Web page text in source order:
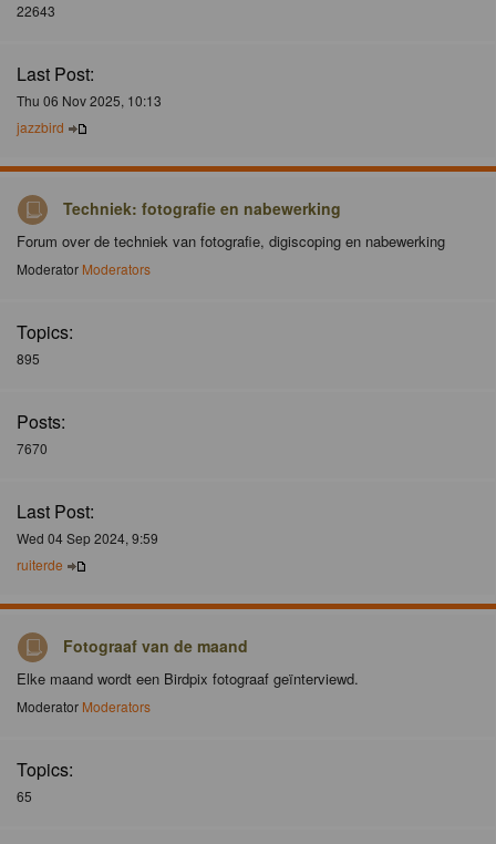
22643
Last Post:
Thu 06 Nov 2025, 10:13
jazzbird
Techniek: fotografie en nabewerking
Forum over de techniek van fotografie, digiscoping en nabewerking
Moderator Moderators
Topics:
895
Posts:
7670
Last Post:
Wed 04 Sep 2024, 9:59
ruiterde
Fotograaf van de maand
Elke maand wordt een Birdpix fotograaf geïnterviewd.
Moderator Moderators
Topics:
65